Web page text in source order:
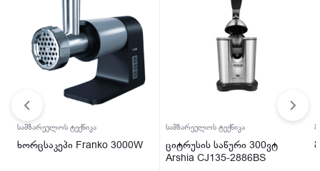
სამზარეულოს ტექნიკა
ხორცსაკეპი Franko 3000W
სამზარეულოს ტექნიკა
ციტრუსის საწური 300ვტ
Arshia CJ135-2886BS